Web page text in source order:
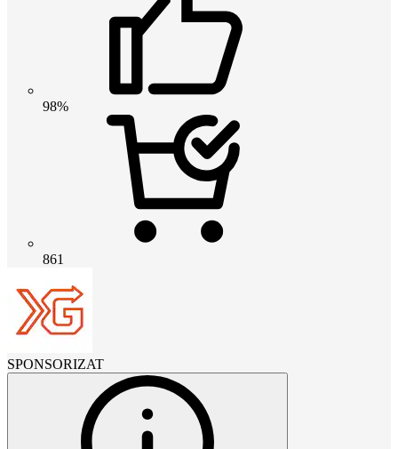
98%
861
SPONSORIZAT